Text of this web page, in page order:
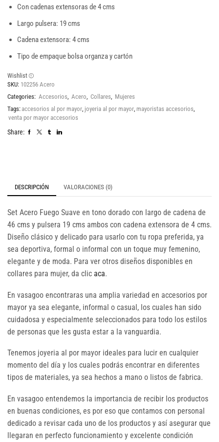
Con cadenas extensoras de 4 cms
Largo pulsera: 19 cms
Cadena extensora: 4 cms
Tipo de empaque bolsa organza y cartón
Wishlist
SKU: 102256 Acero
Categories: Accesorios, Acero, Collares, Mujeres
Tags: accesorios al por mayor, joyeria al por mayor, mayoristas accesorios,
venta por mayor accesorios
Share:
DESCRIPCIÓN VALORACIONES (0)
Set Acero Fuego Suave en tono dorado con largo de cadena de
46 cms y pulsera 19 cms ambos con cadena extensora de 4 cms.
Diseño clásico y delicado para usarlo con tu ropa preferida, ya
sea deportiva, formal o informal con un toque muy femenino,
elegante y de moda. Para ver otros diseños disponibles en
collares para mujer, da clic aca.
En vasagoo encontraras una amplia variedad en accesorios por
mayor ya sea elegante, informal o casual, los cuales han sido
cuidadosa y especialmente seleccionados para todo los estilos
de personas que les gusta estar a la vanguardia.
Tenemos joyeria al por mayor ideales para lucir en cualquier
momento del día y los cuales podrás encontrar en diferentes
tipos de materiales, ya sea hechos a mano o listos de fabrica.
En vasagoo entendemos la importancia de recibir los productos
en buenas condiciones, es por eso que contamos con personal
dedicado a revisar cada uno de los productos y así asegurar que
llegaran en perfecto funcionamiento y excelente condición